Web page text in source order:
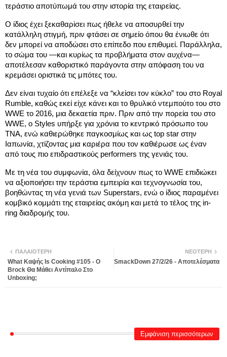
τεράστιο αποτύπωμά του στην ιστορία της εταιρείας.
Ο ίδιος έχει ξεκαθαρίσει πως ήθελε να αποσυρθεί την
κατάλληλη στιγμή, πριν φτάσει σε σημείο όπου θα ένιωθε ότι
δεν μπορεί να αποδώσει στο επίπεδο που επιθυμεί. Παράλληλα,
το σώμα του —και κυρίως τα προβλήματα στον αυχένα—
αποτέλεσαν καθοριστικό παράγοντα στην απόφαση του να
κρεμάσει οριστικά τις μπότες του.
Δεν είναι τυχαίο ότι επέλεξε να “κλείσει τον κύκλο” του στο Royal
Rumble, καθώς εκεί είχε κάνει και το θρυλικό ντεμπούτο του στο
WWE το 2016, μια δεκαετία πριν. Πριν από την πορεία του στο
WWE, ο Styles υπήρξε για χρόνια το κεντρικό πρόσωπο του
TNA, ενώ καθιερώθηκε παγκοσμίως και ως top star στην
Ιαπωνία, χτίζοντας μια καριέρα που τον καθιέρωσε ως έναν
από τους πιο επιδραστικούς performers της γενιάς του.
Με τη νέα του συμφωνία, όλα δείχνουν πως το WWE επιδιώκει
να αξιοποιήσει την τεράστια εμπειρία και τεχνογνωσία του,
βοηθώντας τη νέα γενιά των Superstars, ενώ ο ίδιος παραμένει
κομβικό κομμάτι της εταιρείας ακόμη και μετά το τέλος της in-
ring διαδρομής του.
ΝΕΌΤΕΡΗ
SmackDown 27/2/26 - Αποτελέσματα
ΠΑΛΑΙΌΤΕΡΗ
What Καψής Is Cooking #105 - O
Brock Θα Μάθει Αντίπαλο Στο
Unboxing;
Εμφάνιση περισσότερων